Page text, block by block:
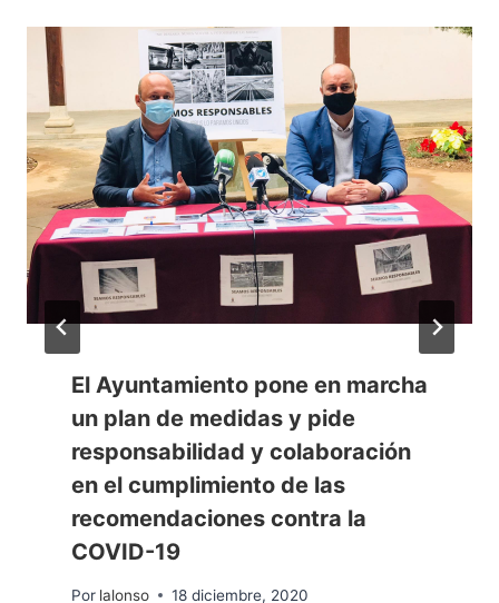
El Ayuntamiento pone en marcha
un plan de medidas y pide
responsabilidad y colaboración
en el cumplimiento de las
recomendaciones contra la
COVID-19
Por lalonso 18 diciembre, 2020